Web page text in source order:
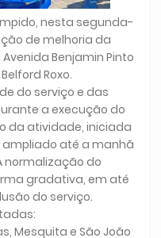
nesta segunda-
de melhoria da
Benjamin Pinto
Roxo.
do serviço e das
a execução do
da atividade, iniciada
ampliado até a manhã
normalização do
gradativa, em até
do serviço.
Mesquita e São João